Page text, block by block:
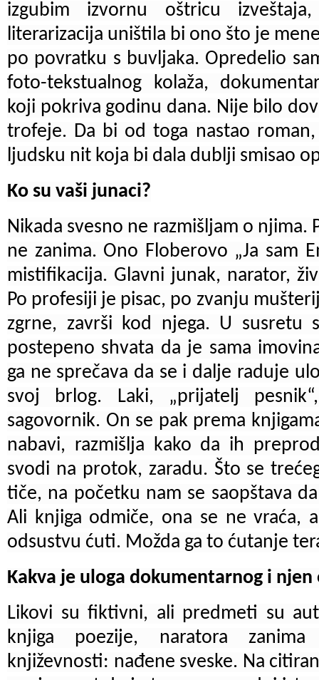
izgubim izvornu oštricu
literarizacija uništila bi ono što je
po povratku s buvljaka. Opredelio
foto-tekstualnog kolaža,
koji pokriva godinu dana. Nije bilo
trofeje. Da bi od toga nastao
ljudsku nit koja bi dala dublji smisao
Ko su vaši junaci?
Nikada svesno ne razmišljam o njima.
ne zanima. Ono Floberovo „Ja sam
mistifikacija. Glavni junak, narator,
Po profesiji je pisac, po zvanju
zgrne, završi kod njega. U susretu
postepeno shvata da je sama
ga ne sprečava da se i dalje raduje
svoj brlog. Laki, „prijatelj
sagovornik. On se pak prema
nabavi, razmišlja kako da ih
svodi na protok, zaradu. Što se
tiče, na početku nam se saopštava
Ali knjiga odmiče, ona se ne vraća,
odsustvu ćuti. Možda ga to ćutanje
Kakva je uloga dokumentarnog i
Likovi su fiktivni, ali predmeti su
knjiga poezije, naratora
književnosti: nađene sveske. Na